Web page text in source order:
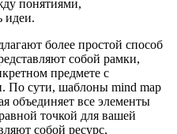
понятиями,
идеи.
более простой способ
собой рамки,
предмете с
По сути, шаблоны mind map
объединяет все элементы
точкой для вашей
собой ресурс,